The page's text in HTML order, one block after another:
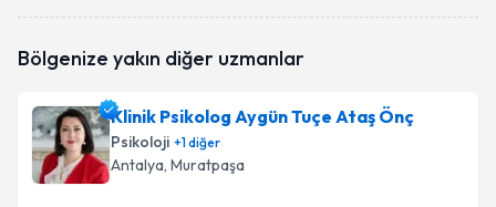
talebi oluşturun. Size bu uzmandan randevu almanız
bilgilendireceğiz.
E-posta Adresiniz
Bölgenize yakın diğer uzmanlar
Klinik Psikolog Aygün Tuçe Ataş Önç
Psikoloji +1diğer
Antalya, Muratpaşa